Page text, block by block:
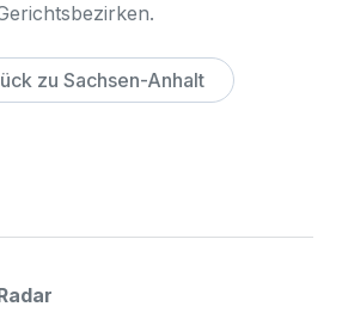
zu Sachsen-Anhalt